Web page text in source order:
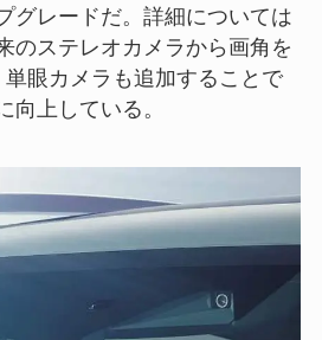
グレードだ。詳細については
のステレオカメラから画角を
眼カメラも追加することで
向上している。